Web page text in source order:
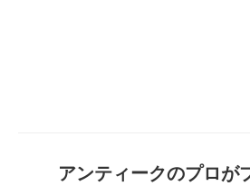
アンティークのプロが